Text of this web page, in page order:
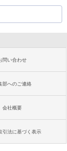
問い合わせ
部へのご連絡
会社概要
引法に基づく表示